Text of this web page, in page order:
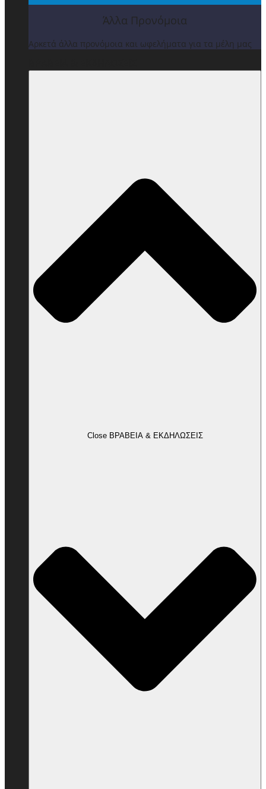
Άλλα Προνόμοια
Αρκετά άλλα προνόμοια και ωφελήματα για τα μέλη μας
Close ΒΡΑΒΕΙΑ & ΕΚΔΗΛΩΣΕΙΣ